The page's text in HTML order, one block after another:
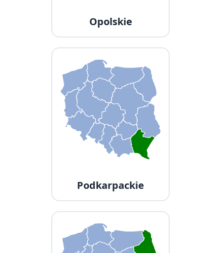
Opolskie
Podkarpackie